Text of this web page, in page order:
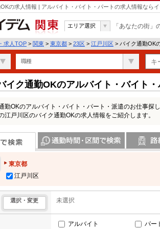
の求人情報 | アルバイト・バイト・パートの求人情報なら
関東
エリア選択 「あなたの街」
求人TOP > 関東 > 東京都 > 23区 > 江戸川区 > バイク通勤OK
職種
イク通勤OKのアルバイト・バイト
勤OKのアルバイト・バイト・パート・派遣のお仕事探
江戸川区のバイク通勤OKの求人情報をご紹介します。
東京都
江戸川区
選択・変更 未選択
アルバイト パー